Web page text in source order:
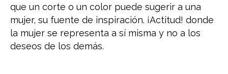
que un corte o un color puede sugerir a una
mujer, su fuente de inspiración. ¡Actitud! donde
la mujer se representa a sí misma y no a los
deseos de los demás.